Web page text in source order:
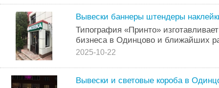
Вывески баннеры штендеры
Типография «Принто»
бизнеса в Одинцово и ближайших
2025-10-22
Вывески и световые короба в